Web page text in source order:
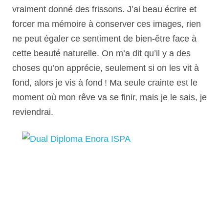
vraiment donné des frissons. J’ai beau écrire et
forcer ma mémoire à conserver ces images, rien
ne peut égaler ce sentiment de bien-être face à
cette beauté naturelle. On m’a dit qu’il y a des
choses qu’on apprécie, seulement si on les vit à
fond, alors je vis à fond ! Ma seule crainte est le
moment où mon rêve va se finir, mais je le sais, je
reviendrai.